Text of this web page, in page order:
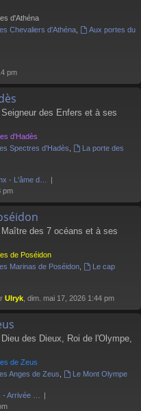
d'Athéna
Chevaliers d'Athéna,
Aux portes du
pm
des Enfers et à ses
d'Hadès
Spectres d'Hadès
La porte des
- L'âme d…
pm
Maître des 7 océans et à ses
de Poséidon
Marinas de Poséidon,
Le cap
Ulryk , dim. mai 17, 2026 1:44 pm
des Dieux, Roi de l'Olympe,
de Zeus
Anges de Zeus
Le Mont Olympe
Arrivée …